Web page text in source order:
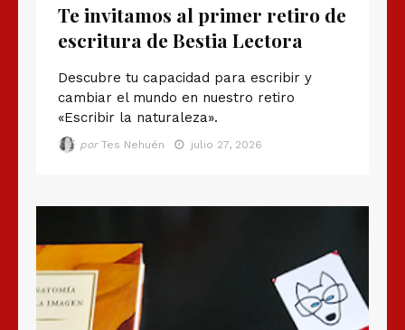
Te invitamos al primer retiro de
escritura de Bestia Lectora
Descubre tu capacidad para escribir y
cambiar el mundo en nuestro retiro
«Escribir la naturaleza».
por Tes Nehuén julio 27, 2026